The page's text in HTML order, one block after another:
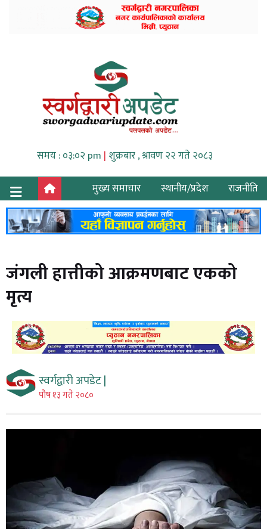
समय : ०३:०२ pm | शुक्रबार , श्रावण २२ गते २०८३
मुख्य समाचार
स्थानीय/प्रदेश राजनीति
जंगली हात्तीको आक्रमणबाट एकको
मृत्य
स्वर्गद्वारी अपडेट |
पौष १३ गते २०८०